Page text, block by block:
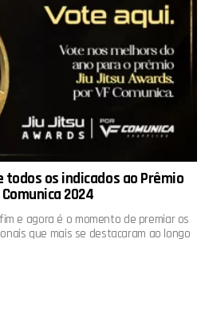
todos os indicados ao Prêmio
2024
e agora é o momento de premiar os
que mais se destacaram ao longo